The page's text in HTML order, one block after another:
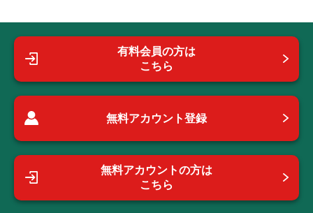
有料会員の方は
こちら
無料アカウント登録
無料アカウントの方は
こちら